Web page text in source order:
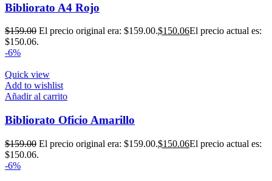
Bibliorato A4 Rojo
$159.00 El precio original era: $159.00.$150.06El precio actual es:
$150.06.
-6%
Quick view
Add to wishlist
Añadir al carrito
Bibliorato Oficio Amarillo
$159.00 El precio original era: $159.00.$150.06El precio actual es:
$150.06.
-6%